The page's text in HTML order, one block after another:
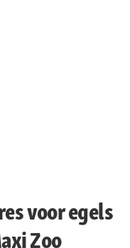
voor egels
Zoo